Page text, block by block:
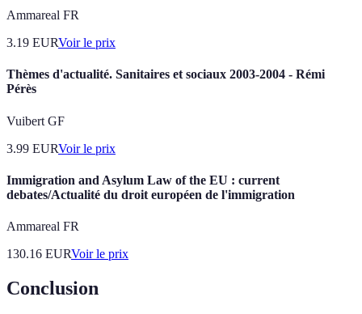
Ammareal FR
3.19 EURVoir le prix
Thèmes d'actualité. Sanitaires et sociaux 2003-2004 - Rémi
Pérès
Vuibert GF
3.99 EURVoir le prix
Immigration and Asylum Law of the EU : current
debates/Actualité du droit européen de l'immigration
Ammareal FR
130.16 EURVoir le prix
Conclusion